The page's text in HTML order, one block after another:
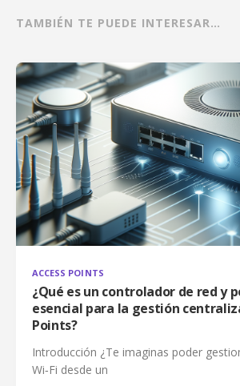
TAMBIÉN TE PUEDE INTERESAR…
ACCESS POINTS
¿Qué es un controlador de red y
esencial para la gestión
Points?
Introducción ¿Te imaginas poder
Wi‑Fi desde un